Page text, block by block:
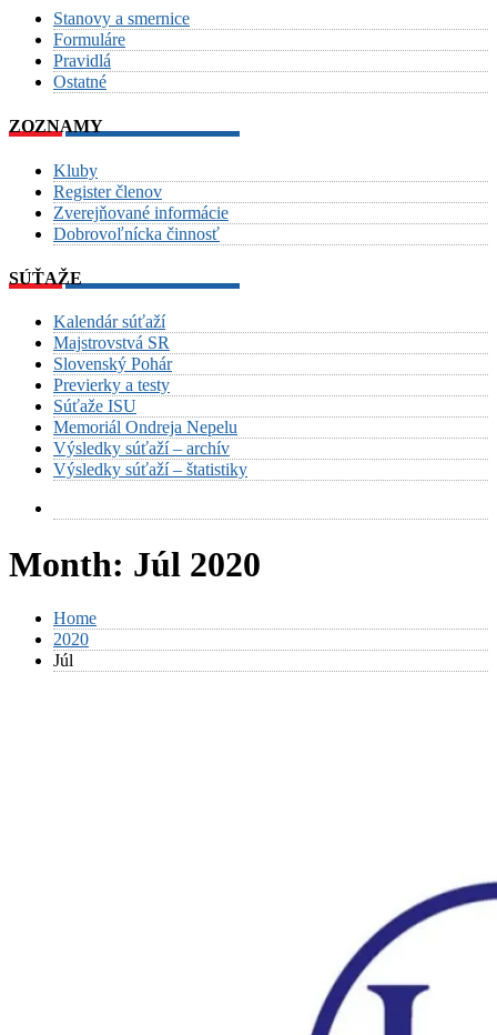
Stanovy a smernice
Formuláre
Pravidlá
Ostatné
ZOZNAMY
Kluby
Register členov
Zverejňované informácie
Dobrovoľnícka činnosť
SÚŤAŽE
Kalendár súťaží
Majstrovstvá SR
Slovenský Pohár
Previerky a testy
Súťaže ISU
Memoriál Ondreja Nepelu
Výsledky súťaží – archív
Výsledky súťaží – štatistiky
Month: Júl 2020
Home
2020
Júl